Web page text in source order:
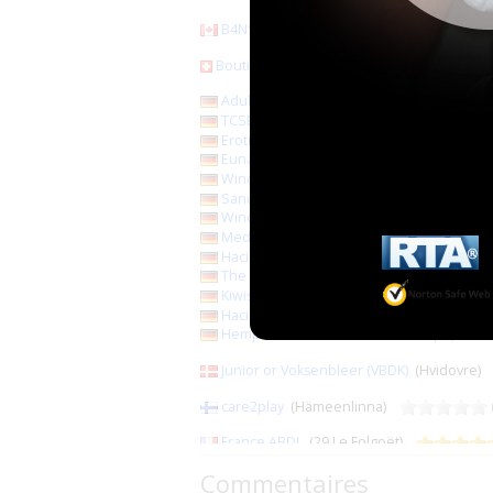
B4NS
(22)
Boutique Fancy
AdultBaby Versand
TCSB
Erotik Shop Graba (Fermé ?)
Eunaxis Medical
Windelnkaufen
SanumVitalis
Windelliebhaber (ITConcept)
Medicare by Britta Gabriel(Berlin)
Hacis Inkosafe
(Finsterwalde)
The NetShop (fermé temporairement)
Kiwisto
(Schieder-Schwalenberg)
Hacis Tidi-Versand
Hempel Inkontinenz Windel Shop
Junior or Voksenbleer (VBDK) (Hvidovre)
care2play (Hämeenlinna)
France ABDL
(29 Le Folgoët)
France Incontinence (Vallée Incontinence)
Commentaires